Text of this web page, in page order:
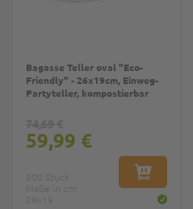
Bagasse Teller oval "Eco-
Friendly" - 26x19cm, Einweg-
Partyteller, kompostierbar
IN DEN
59,99 €